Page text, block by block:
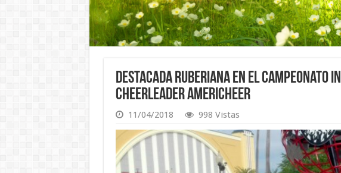
Destacada Ruberiana en el Campeonato
Cheerleader Americheer
11/04/2018 998 Vistas